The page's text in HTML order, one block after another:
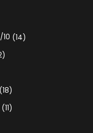
(14)
(18)
(11)